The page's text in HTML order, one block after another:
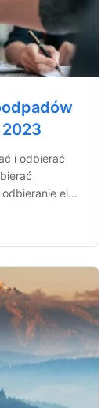
i odbierać
el...